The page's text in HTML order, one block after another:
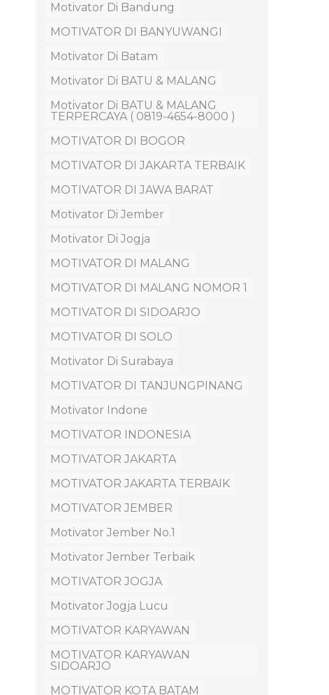
Motivator Di Bandung
MOTIVATOR DI BANYUWANGI
Motivator Di Batam
Motivator Di BATU & MALANG
Motivator Di BATU & MALANG
TERPERCAYA ( 0819-4654-8000 )
MOTIVATOR DI BOGOR
MOTIVATOR DI JAKARTA TERBAIK
MOTIVATOR DI JAWA BARAT
Motivator Di Jember
Motivator Di Jogja
MOTIVATOR DI MALANG
MOTIVATOR DI MALANG NOMOR 1
MOTIVATOR DI SIDOARJO
MOTIVATOR DI SOLO
Motivator Di Surabaya
MOTIVATOR DI TANJUNGPINANG
Motivator Indone
MOTIVATOR INDONESIA
MOTIVATOR JAKARTA
MOTIVATOR JAKARTA TERBAIK
MOTIVATOR JEMBER
Motivator Jember No.1
Motivator Jember Terbaik
MOTIVATOR JOGJA
Motivator Jogja Lucu
MOTIVATOR KARYAWAN
MOTIVATOR KARYAWAN
SIDOARJO
MOTIVATOR KOTA BATAM